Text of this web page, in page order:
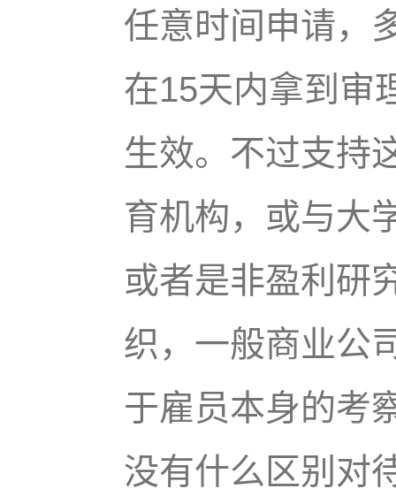
任意时间申请，
在15天内拿到审
生效。不过支持
育机构，或与大
或者是非盈利研
织，一般商业公
于雇员本身的考
没有什么区别对